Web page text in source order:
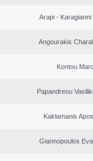
Arapi - Karagianni
Angourakis
Kontou
Papandreou
Kaklamanis
Giannopoulos